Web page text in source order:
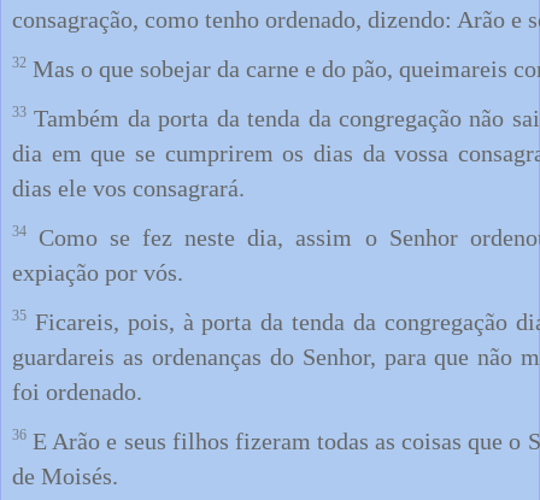
consagração, como tenho ordenado, dizendo: Arão e
32 Mas o que sobejar da carne e do pão, queimareis
33 Também da porta da tenda da congregação não
dia em que se cumprirem os dias da vossa
dias ele vos consagrará.
34
Como se fez neste dia, assim o Senhor
expiação por vós.
35 Ficareis, pois, à porta da tenda da congregação
guardareis as ordenanças do Senhor, para que não
foi ordenado.
36 E Arão e seus filhos fizeram todas as coisas que o
de Moisés.